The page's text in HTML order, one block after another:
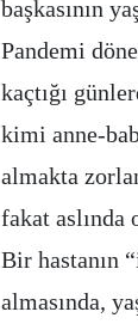
başkasının
Pandemi
kaçtığı
kimi anne-
almakta
fakat aslında
Bir hastanın
almasında,